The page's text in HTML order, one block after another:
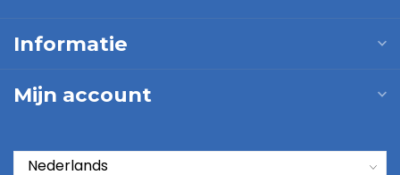
Informatie
Mijn account